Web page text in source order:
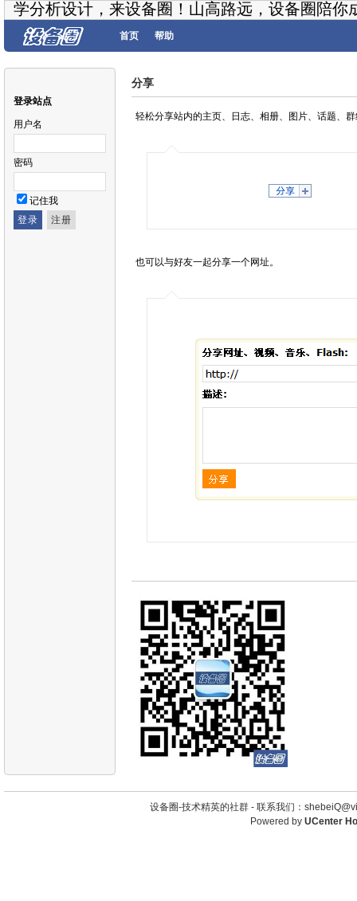
学分析设计，来设备圈！山高路远，设备圈陪你
首页 帮助
登录站点
用户名
密码
记住我
分享
轻松分享站内的主页、日志、相册、图片、话题、
也可以与好友一起分享一个网址。
设备圈-技术精英的社群 - 联系我们：
Powered by UCenter